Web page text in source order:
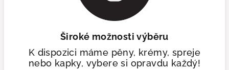
Široké možnosti výběru
K dispozici máme pěny, krémy, spreje
nebo kapky, vybere si opravdu každý!